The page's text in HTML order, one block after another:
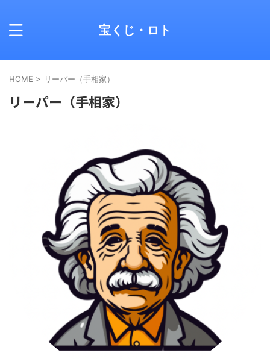
宝くじ・ロト
HOME > リーパー（手相家）
リーパー（手相家）